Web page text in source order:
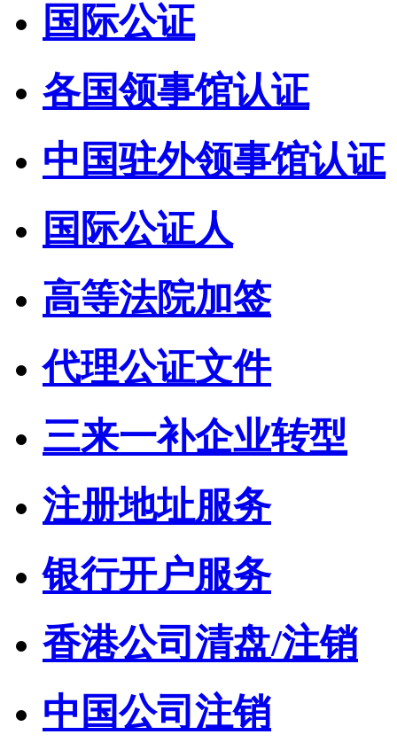
国际公证
各国领事馆认证
中国驻外领事馆认证
国际公证人
高等法院加签
代理公证文件
三来一补企业转型
注册地址服务
银行开户服务
香港公司清盘/注销
中国公司注销